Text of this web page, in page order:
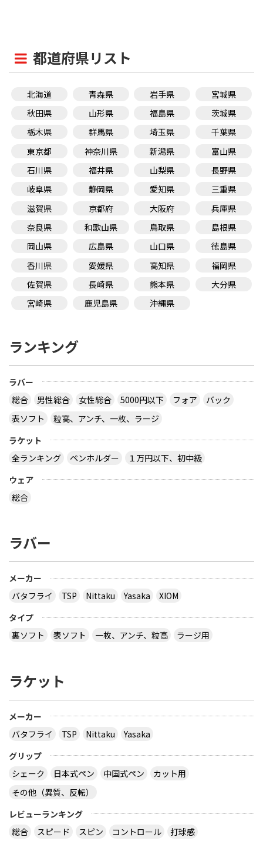
都道府県リスト
北海道 青森県 岩手県
宮城県
秋田県
山形県 福島県
茨城県
栃木県
群馬県 埼玉県
千葉県
東京都
神奈川県 新潟県
富山県
石川県
福井県 山梨県
長野県
岐阜県
静岡県 愛知県
三重県
滋賀県
京都府 大阪府
兵庫県
奈良県
和歌山県 鳥取県
島根県
岡山県
広島県 山口県
徳島県
香川県
愛媛県 高知県
福岡県
佐賀県
長崎県 熊本県
大分県
宮崎県
鹿児島県 沖縄県
ランキング
ラバー
総合
男性総合 女性総合 5000円以下 フォア
バック
表ソフト
粒高、アンチ、一枚、ラージ
ラケット
全ランキング
ペンホルダー
１万円以下、初中級
ウェア
総合
ラバー
メーカー
バタフライ
TSP Nittaku Yasaka
XIOM
タイプ
裏ソフト
表ソフト 一枚、アンチ、粒高 ラージ用
ラケット
メーカー
バタフライ
TSP Nittaku
Yasaka
グリップ
シェーク
日本式ペン 中国式ペン
カット用
その他（異質、反転）
レビューランキング
総合
スピード スピン コントロール 打球感